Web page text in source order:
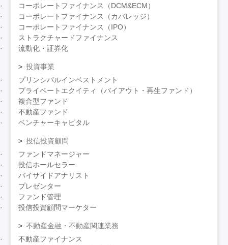
コーポレートファイナンス（DCM&ECM）
コーポレートファイナンス（カバレッジ）
コーポレートファイナンス（IPO）
ストラクチャードファイナンス
流動化・証券化
投資事業
プリンシパルインベストメント
プライベートエクイティ（バイアウト・再生ファンド）
複合型ファンド
不動産ファンド
ベンチャーキャピタル
投信投資顧問
ファンドマネージャー
投信ホールセラー
バイサイドアナリスト
プレゼンター
ファンド管理
投信投資顧問マーケター
不動産金融・不動産関連業務
不動産ファイナンス